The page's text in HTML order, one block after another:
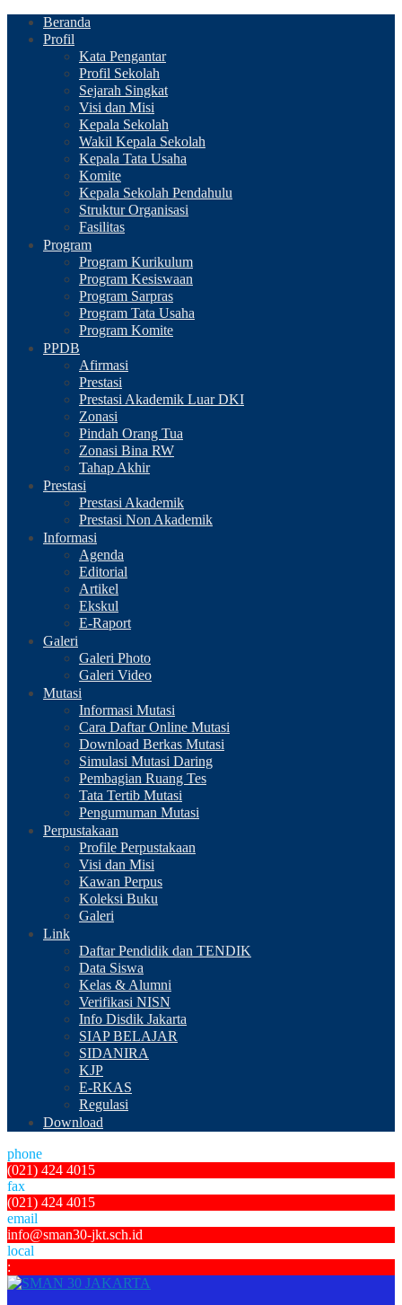
Beranda
Profil
Kata Pengantar
Profil Sekolah
Sejarah Singkat
Visi dan Misi
Kepala Sekolah
Wakil Kepala Sekolah
Kepala Tata Usaha
Komite
Kepala Sekolah Pendahulu
Struktur Organisasi
Fasilitas
Program
Program Kurikulum
Program Kesiswaan
Program Sarpras
Program Tata Usaha
Program Komite
PPDB
Afirmasi
Prestasi
Prestasi Akademik Luar DKI
Zonasi
Pindah Orang Tua
Zonasi Bina RW
Tahap Akhir
Prestasi
Prestasi Akademik
Prestasi Non Akademik
Informasi
Agenda
Editorial
Artikel
Ekskul
E-Raport
Galeri
Galeri Photo
Galeri Video
Mutasi
Informasi Mutasi
Cara Daftar Online Mutasi
Download Berkas Mutasi
Simulasi Mutasi Daring
Pembagian Ruang Tes
Tata Tertib Mutasi
Pengumuman Mutasi
Perpustakaan
Profile Perpustakaan
Visi dan Misi
Kawan Perpus
Koleksi Buku
Galeri
Link
Daftar Pendidik dan TENDIK
Data Siswa
Kelas & Alumni
Verifikasi NISN
Info Disdik Jakarta
SIAP BELAJAR
SIDANIRA
KJP
E-RKAS
Regulasi
Download
phone
(021) 424 4015
fax
(021) 424 4015
email
info@sman30-jkt.sch.id
local
: